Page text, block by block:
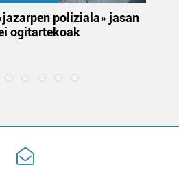
poliziala» jasan
ogitartekoak